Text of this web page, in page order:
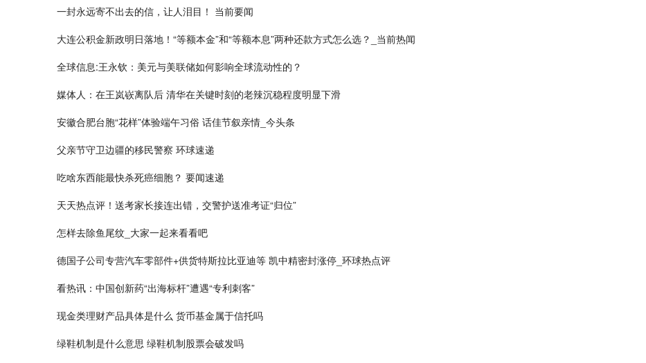
一封永远寄不出去的信，让人泪目！ 当前要闻
大连公积金新政明日落地！“等额本金”和“等额本息”两种还款方式怎么选？_当前热闻
全球信息:王永钦：美元与美联储如何影响全球流动性的？
媒体人：在王岚嵚离队后 清华在关键时刻的老辣沉稳程度明显下滑
安徽合肥台胞“花样”体验端午习俗 话佳节叙亲情_今头条
父亲节守卫边疆的移民警察 环球速递
吃啥东西能最快杀死癌细胞？ 要闻速递
天天热点评！送考家长接连出错，交警护送准考证“归位”
怎样去除鱼尾纹_大家一起来看看吧
德国子公司专营汽车零部件+供货特斯拉比亚迪等 凯中精密封涨停_环球热点评
看热讯：中国创新药“出海标杆”遭遇“专利刺客”
现金类理财产品具体是什么 货币基金属于信托吗
绿鞋机制是什么意思 绿鞋机制股票会破发吗